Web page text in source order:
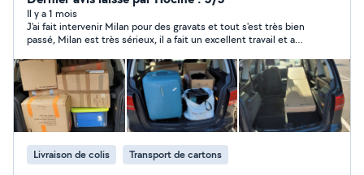
Disponible pour toute demande d'information.
Il y a 1 mois
J'ai fait intervenir Milan pour des gravats et tout s'est très bien
passé, Milan est très sérieux, il a fait un excellent travail et a
Livraison de colis Transport de cartons